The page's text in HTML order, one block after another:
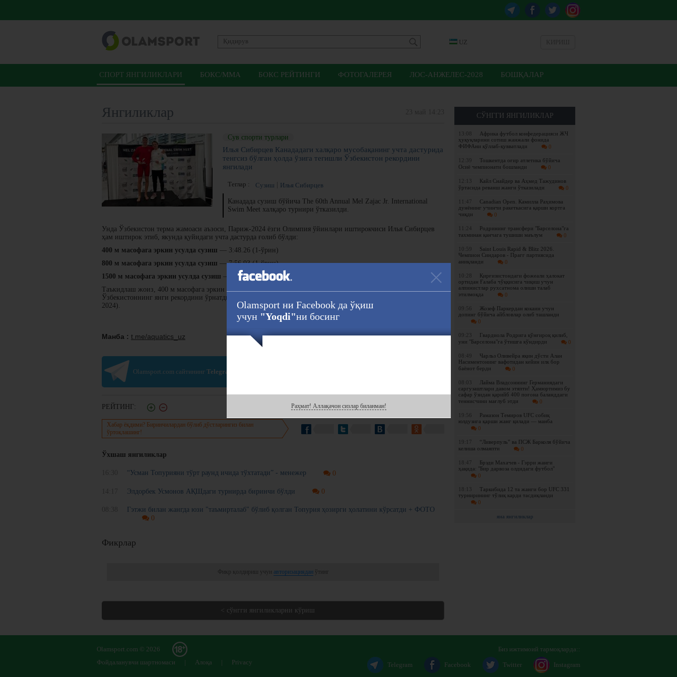
UZ
СПОРТ ЯНГИЛИКЛАРИ БОКС/ММА БОКС РЕЙТИНГИ ФОТОГАЛЕРЕЯ ЛОС-АНЖЕЛЕС-2028 БОШҚАЛАР
СЎНГГИ ЯНГИЛИКЛАР
13:08
Африка футбол конфедерацияси ЖЧ
ҳуқуқларини сотиш жанжали фонида
ФИФАни қўллаб-қувватлади
0
12:39
Тошкентда оғир атлетика бўйича
Осиё чемпионати бошланди
0
12:13
Кайл Снайдер ва Аҳмед Тажудинов
ўртасида реванш жанги ўтказилади
0
11:47
Canadian Open. Камилла Раҳимова
дунёнинг учинчи ракеткасига қарши кортга
чиқди
0
11:24
Родрининг трансфери "Барселона"га
тахминан қанчага тушиши маълум
0
10:59
Saint Louis Rapid & Blitz 2026.
Чемпион Синдаров - Прагг партиясида
аниқланди
0
10:28
Қирғизистондаги фожеали ҳалокат
ортидан Ғалаба чўққисига чиқиш учун
алпинистлар рухсатнома олиши талаб
этилмоқда
0
09:56
Жозеф Паркердан кокаин учун
допинг бўйича айбловлар олиб ташланди
0
09:23
Гвардиола Родрига қўнғироқ қилиб,
уни "Барселона"га ўтишга кўндирди
0
08:49
Чарльз Оливейра яқин дўсти Алан
Насиментонинг вафотидан кейин илк бор
баёнот берди
0
08:03
Лайма Владсоннинг Германиядаги
саргузаштлари давом этяпти! Ҳамюртимиз бу
сафар ўзидан қарийб 400 поғона баланддаги
теннисчини мағлуб этди
0
19:56
Рамазон Темиров UFC собиқ
юлдузига қарши жанг қилади — манба
0
19:17
“Ливерпуль” ва ПСЖ Барколя бўйича
келиша олмаяпти
0
18:47
Брэди Махачев - Гэрри жанги
ҳақида: "Бир дарвоза олдидаги футбол"
0
18:13
Таркибида 12 та жанги бор UFC 331
турнирининг тўлиқ карди тасдиқланди
0
яна янгиликлар
Янгиликлар
Сув спорти турлари
Илья Сибирцев Канададаги халқаро мусобақанинг учта дастурида
тенгсиз бўлган ҳолда ўзига тегишли Ўзбекистон рекордини
янгилади
Теглар : Сузиш Илья Сибирцев
Канадада сузиш бўйича The 60th Annual Mel Zajac Jr. International
Swim Meet халқаро турнири ўтказилди.
Унда Ўзбекистон терма жамоаси аъзоси, Париж-2024 ёзги Олимпия ўйинлари иштирокчиси Илья Сибирцев
ҳам иштирок этиб, якунда қуйидаги учта дастурда ғолиб бўлди:
400 м масофага эркин усулда сузиш — 3:48.26 (1-ўрин)
800 м масофага эркин усулда сузиш — 7:56.93 (1-ўрин)
1500 м масофага эркин усулда сузиш — 15:23.99 (1-ўрин).
Таъкидлаш жоиз, 400 м масофага эркин усулда сузиш дастуридаги натижаси орқали Сибирцев
Ўзбекистоннинг янги рекордини ўрнатди. Аввалги рекорд ҳам Ильяга тегишли эди — (3:48.57 INDY MAY CUP
2024).
Манба : t.me/aquatics_uz
Olamsport.com сайтининг Telegram
РЕЙТИНГ:
Хабар ёқдими? Биринчилардан бўлиб дўстларингиз билан
ўртоқлашинг!
Ўхшаш янгиликлар
“Усман Топурияни тўрт раунд ичида тўхтатади” - менежер 0
Элдорбек Усмонов АҚШдаги турнирда биринчи бўлди 0
Гэтжи билан жангда юзи "таъмирталаб" бўлиб қолган Топурия ҳозирги ҳолатини кўрсатди + ФОТО
0
Фикрлар
Фикр қолдириш учун авторизацияданўтинг
< сўнгги янгиликларни кўриш
Биз ижтимоий тармоқларда::
Telegram Facebook Twitter Instagram
Olamsport.com © 2026
Фойдаланувчи шартномаси
| Алоқа | Privacy
Olamsport ни Facebook да ўқиш
учун "Yoqdi"ни босинг
Раҳмат! Аллақачон сизлар биланман!